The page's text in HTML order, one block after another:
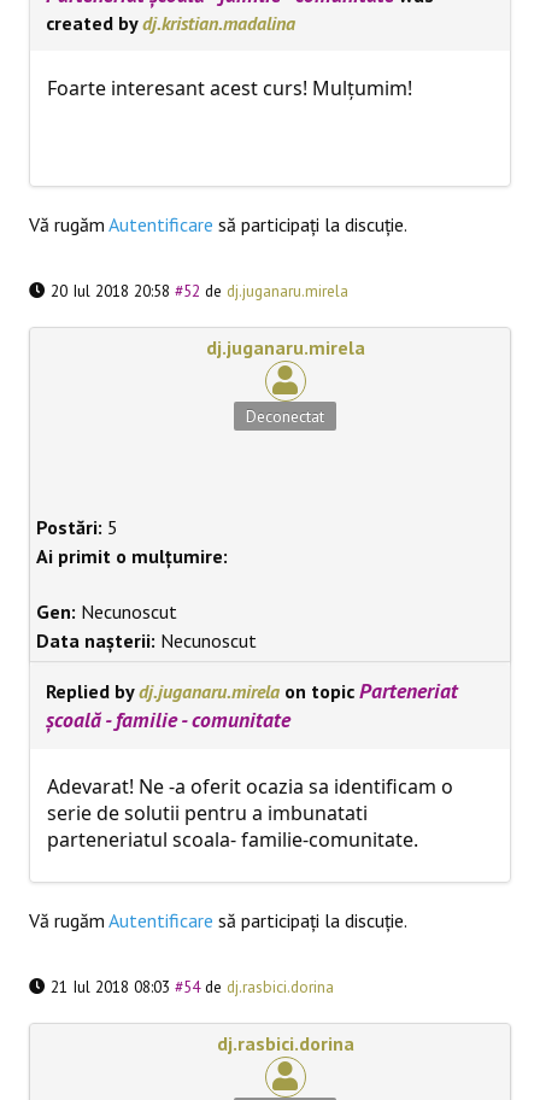
created bydj.kristian.madalina
Foarte interesant acest curs! Mulțumim!
Vă rugăm Autentificare să participaţi la discuţie.
20 Iul 2018 20:58 #52 de dj.juganaru.mirela
dj.juganaru.mirela
Deconectat
Postări: 5
Ai primit o mulțumire:
Gen: Necunoscut
Data nașterii: Necunoscut
Replied bydj.juganaru.mirela on topic Parteneriat
școală - familie - comunitate
Adevarat! Ne -a oferit ocazia sa identificam o
serie de solutii pentru a imbunatati
parteneriatul scoala- familie-comunitate.
Vă rugăm Autentificare să participaţi la discuţie.
21 Iul 2018 08:03 #54 de dj.rasbici.dorina
dj.rasbici.dorina